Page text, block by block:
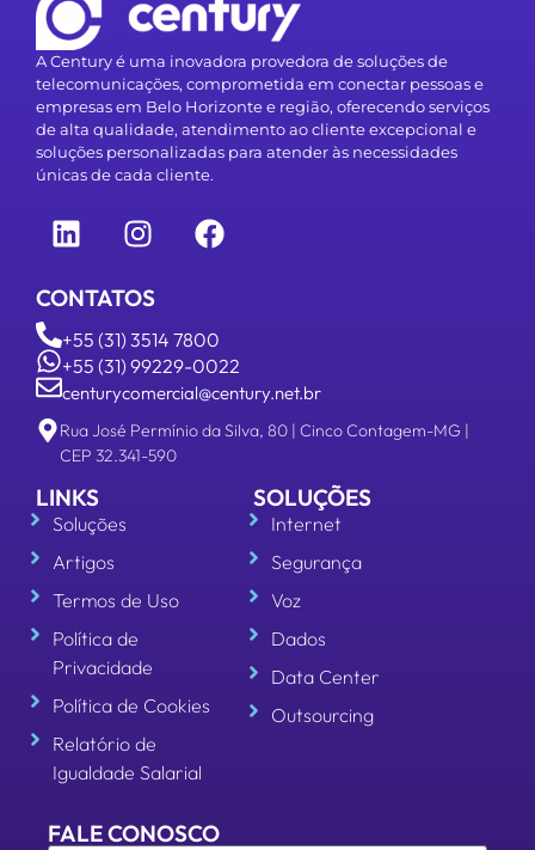
A Century é uma inovadora provedora de soluções de
telecomunicações, comprometida em conectar pessoas e
empresas em Belo Horizonte e região, oferecendo serviços
de alta qualidade, atendimento ao cliente excepcional e
soluções personalizadas para atender às necessidades
únicas de cada cliente.
CONTATOS
+55 (31) 3514 7800
+55 (31) 99229-0022
centurycomercial@century.net.br
Rua José Permínio da Silva, 80 | Cinco Contagem-MG |
CEP 32.341-590
LINKS
Soluções
Artigos
Termos de Uso
Política de
Privacidade
Política de Cookies
Relatório de
Igualdade Salarial
SOLUÇÕES
Internet
Segurança
Voz
Dados
Data Center
Outsourcing
FALE CONOSCO